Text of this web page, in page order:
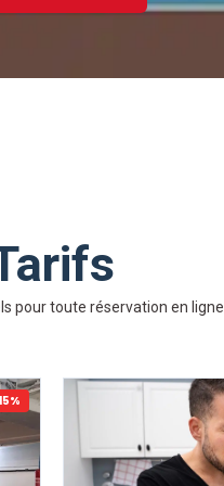
pour toute réservation en ligne